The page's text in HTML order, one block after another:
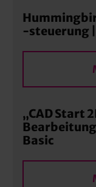
-steuerung
„CAD Start
Basic